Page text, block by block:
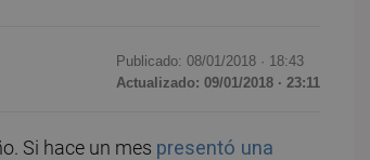
Publicado: 08/01/2018 · 18:43
Actualizado: 09/01/2018 · 23:11
Si hace un mes presentó una